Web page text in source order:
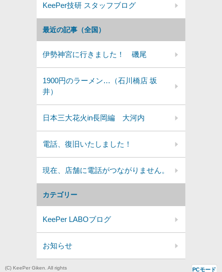
カテゴリー
KeePer LABOブログ
お知らせ
最近の記事（全国）
伊勢神宮に行きました！ 磯尾
1900円のラーメン…（石川橋店 坂
井）
日本三大花火in長岡編 大河内
電話、復旧いたしました！
現在、店舗に電話がつながりません。
KeePer技研 スタッフブログ
(C) KeePer Giken. All rights PCモード